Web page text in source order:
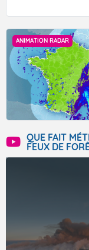
ANIMATION RADAR
QUE FAIT
FEUX DE